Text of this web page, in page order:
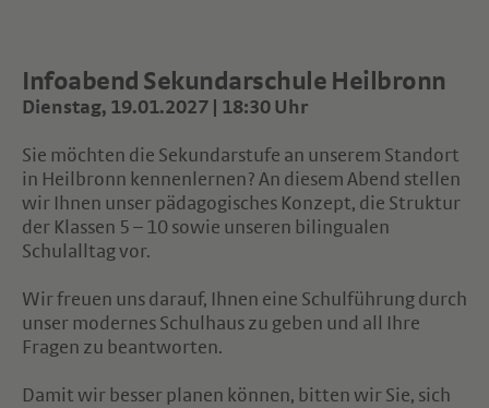
Infoabend Sekundarschule Heilbronn
Dienstag, 19.01.2027 | 18:30 Uhr
Sie möchten die Sekundarstufe an unserem Standort
in Heilbronn kennenlernen? An diesem Abend stellen
wir Ihnen unser pädagogisches Konzept, die Struktur
der Klassen 5 – 10 sowie unseren bilingualen
Schulalltag vor.
Wir freuen uns darauf, Ihnen eine Schulführung durch
unser modernes Schulhaus zu geben und all Ihre
Fragen zu beantworten.
Damit wir besser planen können, bitten wir Sie, sich